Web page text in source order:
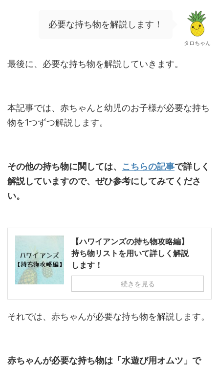
必要な持ち物を解説します！
タロちゃん
最後に、必要な持ち物を解説していきます。
本記事では、赤ちゃんと幼児のお子様が必要な持ち
物を1つずつ解説します。
その他の持ち物に関しては、 こちらの記事で詳しく
解説していますので、ぜひ参考にしてみてくださ
い。
【ハワイアンズの持ち物攻略編】
持ち物リストを用いて詳しく解説
します！
続きを見る
それでは、赤ちゃんが必要な持ち物を解説します。
赤ちゃんが必要な持ち物は「水遊び用オムツ」で